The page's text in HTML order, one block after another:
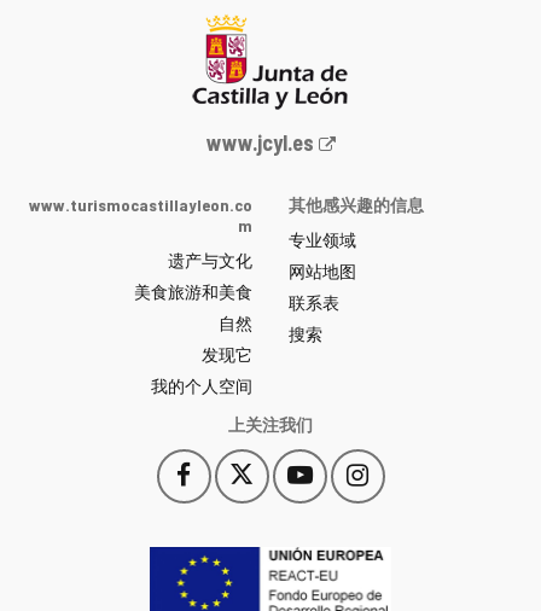
Junta
y
León
网
站
门
户
-
www.jcyl.es
www.turismocastillayleon.co
m
遗产与文化
美食旅游和美食
自然
发现它
我的个人空间
其他感兴趣的信息
专业领域
网站地图
联系表
搜索
上关注我们
Facebook
此
链
会
打
开
此
链
YouTube
此
链
会
打
开
Instagram
此
链
会
开